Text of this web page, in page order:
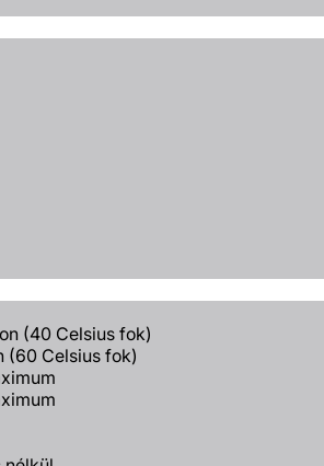
(40 Celsius fok)
(60 Celsius fok)